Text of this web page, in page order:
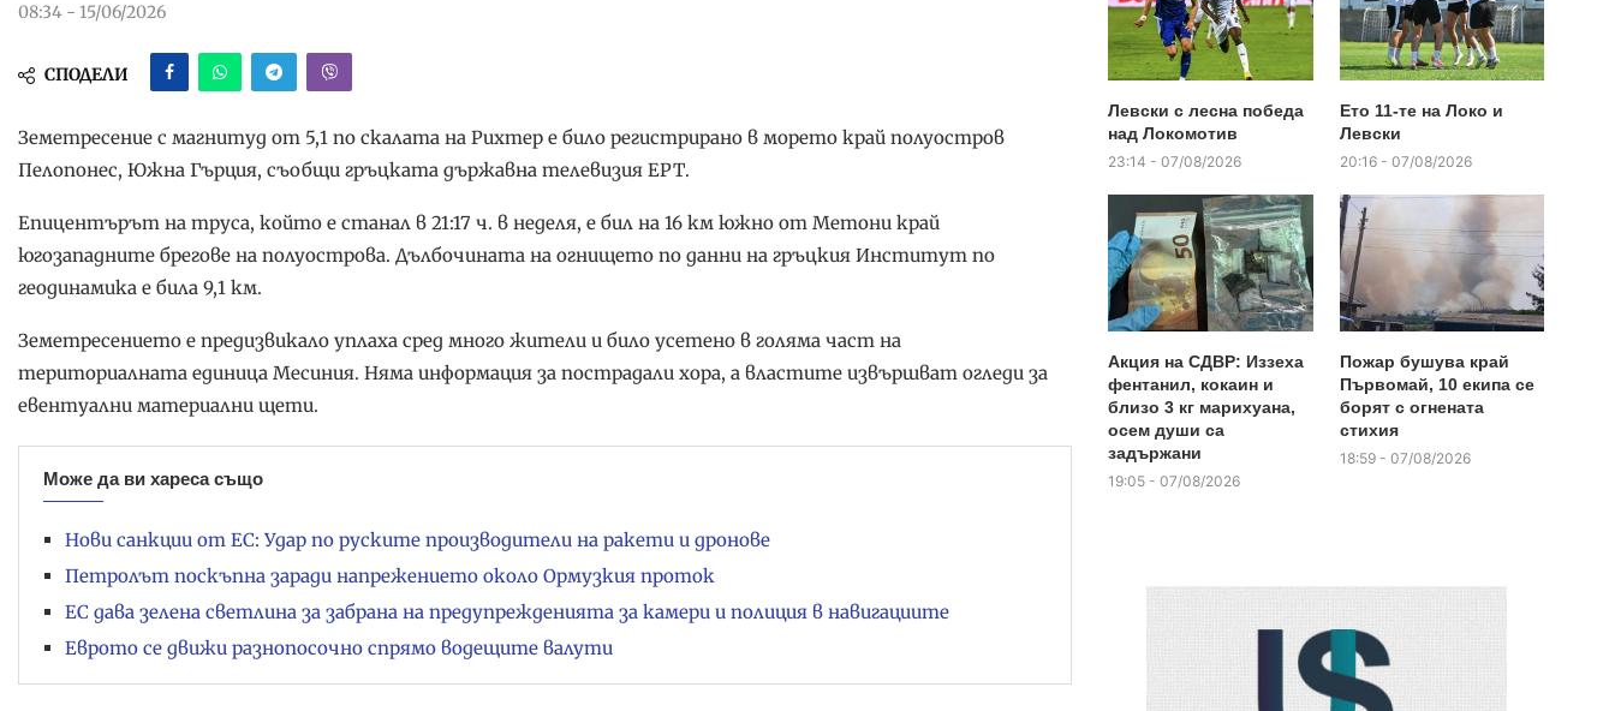
08:34 - 15/06/2026
СПОДЕЛИ
Земетресение с магнитуд от 5,1 по скалата на Рихтер е било регистрирано в морето край полуостров
Пелопонес, Южна Гърция, съобщи гръцката държавна телевизия ЕРТ.
Епицентърът на труса, който е станал в 21:17 ч. в неделя, е бил на 16 км южно от Метони край
югозападните брегове на полуострова. Дълбочината на огнището по данни на гръцкия Институт по
геодинамика е била 9,1 км.
Земетресението е предизвикало уплаха сред много жители и било усетено в голяма част на
териториалната единица Месиния. Няма информация за пострадали хора, а властите извършват огледи за
евентуални материални щети.
Може да ви хареса също
Нови санкции от ЕС: Удар по руските производители на ракети и дронове
Петролът поскъпна заради напрежението около Ормузкия проток
ЕС дава зелена светлина за забрана на предупрежденията за камери и полиция в навигациите
Еврото се движи разнопосочно спрямо водещите валути
Левски с лесна победа
над Локомотив
23:14 - 07/08/2026
Ето 11-те на Локо и
Левски
20:16 - 07/08/2026
Акция на СДВР: Иззеха
фентанил, кокаин и
близо 3 кг марихуана,
осем души са
задържани
19:05 - 07/08/2026
Пожар бушува край
Първомай, 10 екипа се
борят с огнената
стихия
18:59 - 07/08/2026